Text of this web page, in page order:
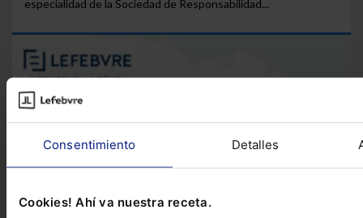
Consentimiento Detalles
Cookies! Ahí va nuestra receta.
especialidad de la Sociedad de Responsabilidad...